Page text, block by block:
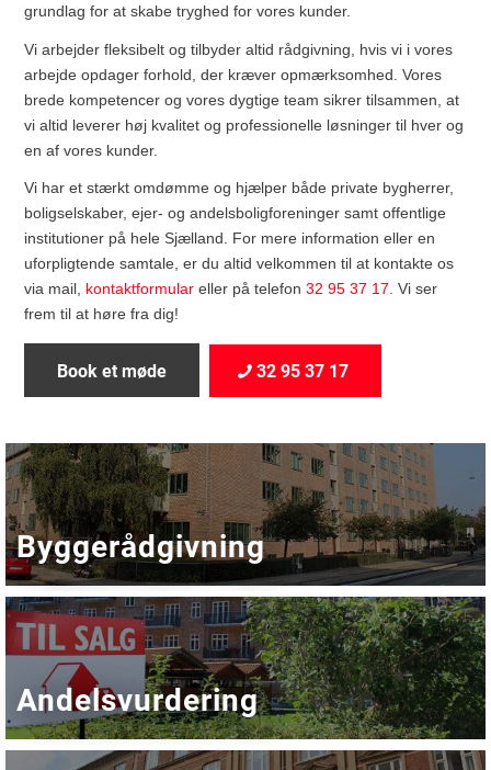
grundlag for at skabe tryghed for vores kunder.
Vi arbejder fleksibelt og tilbyder altid rådgivning, hvis vi i vores
arbejde opdager forhold, der kræver opmærksomhed. Vores
brede kompetencer og vores dygtige team sikrer tilsammen, at
vi altid leverer høj kvalitet og professionelle løsninger til hver og
en af vores kunder.
Vi har et stærkt omdømme og hjælper både private bygherrer,
boligselskaber, ejer- og andelsboligforeninger samt offentlige
institutioner på hele Sjælland. For mere information eller en
uforpligtende samtale, er du altid velkommen til at kontakte os
via mail, kontaktformular eller på telefon32 95 37 17. Vi ser
frem til at høre fra dig!
Book et møde 32 95 37 17
Bygge­rådgivning
Andels­vurdering